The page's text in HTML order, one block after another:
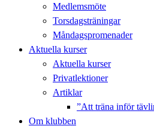
Medlemsmöte
Torsdagsträningar
Måndagspromenader
Aktuella kurser
Aktuella kurser
Privatlektioner
Artiklar
”Att träna inför
Om klubben